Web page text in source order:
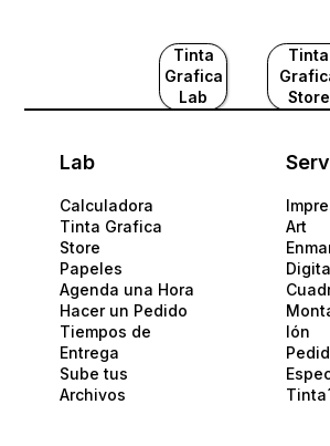
Tinta
Grafica
Lab
Tinta
Store
Lab
Calculadora
Tinta Grafica
Store
Papeles​
Agenda una Hora
Hacer un Pedido
Tiempos de
Entrega
Sube tus
Archivos
Art
Ión